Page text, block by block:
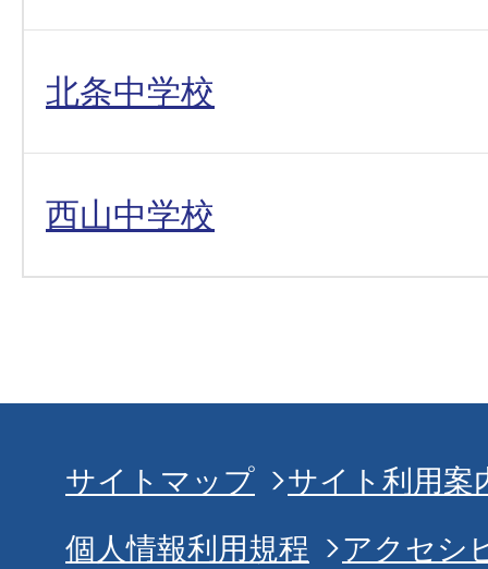
北条中学校
西山中学校
サイトマップ
サイト利用案
個人情報利用規程
アクセシ